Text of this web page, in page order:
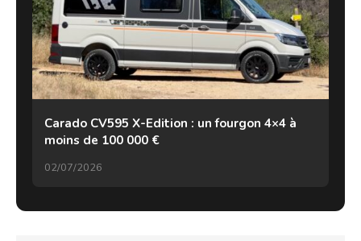
Carado CV595 X-Edition : un fourgon 4×4 à
moins de 100 000 €
02/07/2026